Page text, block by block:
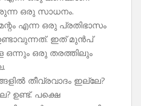
ഒരു സാധനം.
എന്ന ഒരു പ്രതിഭാസം
ഇത് മുൻപ്
ഒരു തരത്തിലും
തീവ്രവാദം ഇല്ലേ?
ഉണ്ട്. പക്ഷെ